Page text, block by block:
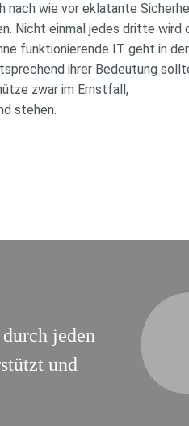
wie vor eklatante
Nicht einmal jedes dritte wird
funktionierende IT geht in
ihrer Bedeutung
zwar im Ernstfall,
stehen.
jeden
und